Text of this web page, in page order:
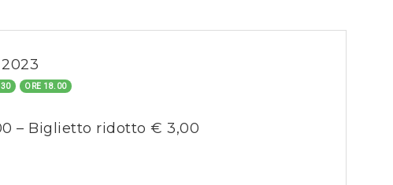
ORE 18.00
– Biglietto ridotto € 3,00